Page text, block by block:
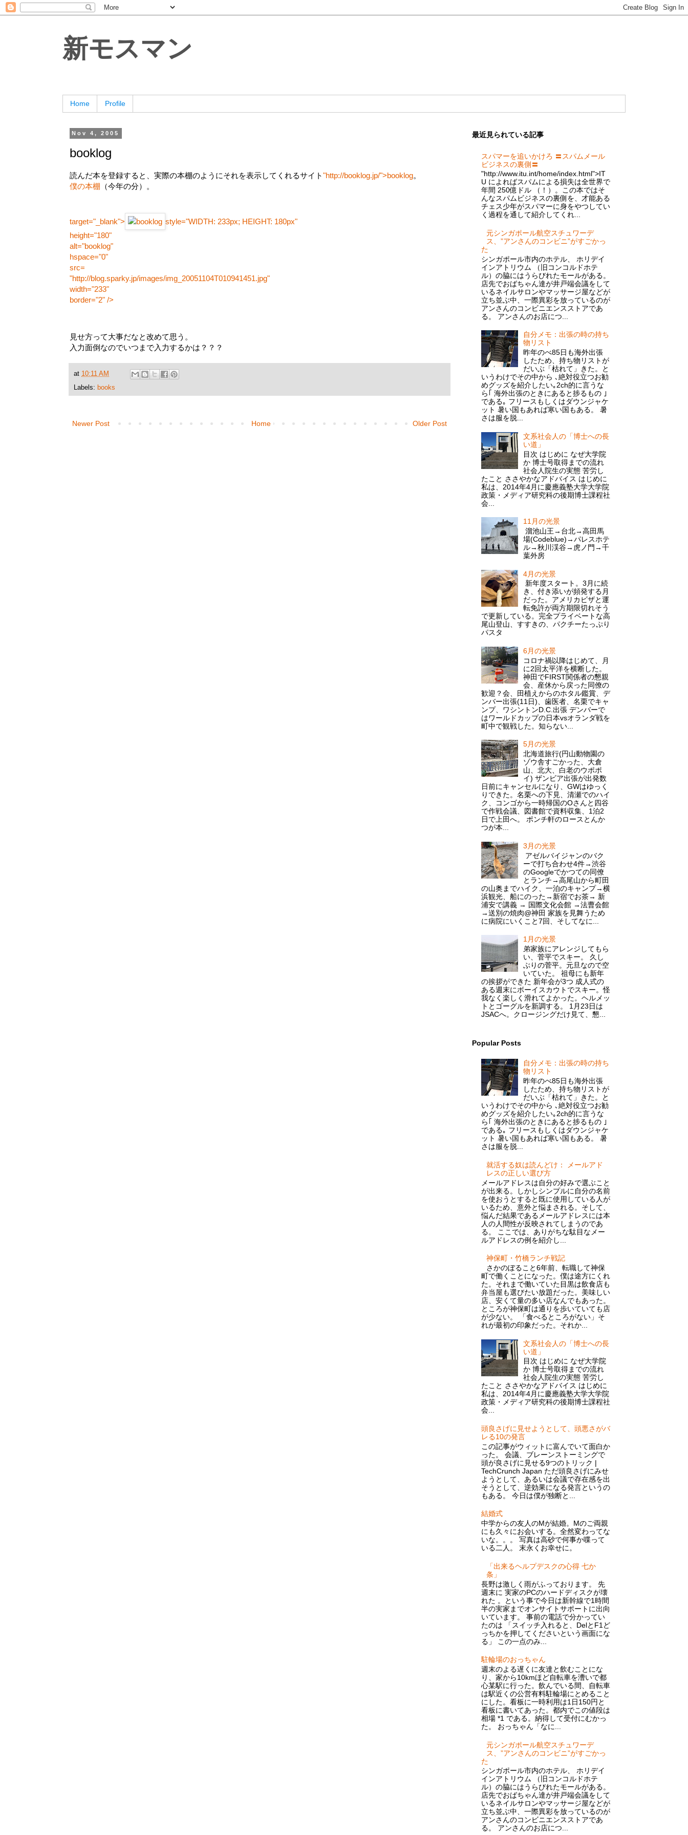
新モスマン
Home Profile
Nov 4, 2005
booklog
読んだ本を登録すると、実際の本棚のようにそれを表示してくれるサイト"http://booklog.jp/">booklog。
僕の本棚 （今年の分）。
target="_blank">
style="WIDTH: 233px; HEIGHT: 180px"
height="180"
alt="booklog"
hspace="0"
src=
"http://blog.sparky.jp/images/img_20051104T010941451.jpg"
width="233"
border="2" />
見せ方って大事だなと改めて思う。
入力面倒なのでいつまで入力するかは？？？
at 10:11 AM
Labels: books
Newer Post Older Post
Home
最近見られている記事
スパマーを追いかけろ 〓スパムメール
ビジネスの裏側〓
"http://www.itu.int/home/index.html">IT
U によればスパムによる損失は全世界で
年間 250億ドル （！）。この本ではそ
んなスパムビジネスの裏側を、才能ある
チェス少年がスパマーに身をやつしてい
く過程を通して紹介してくれ...
元シンガポール航空スチュワーデ
ス、”アンさんのコンビニ”がすごかっ
た
シンガポール市内のホテル、 ホリデイ
インアトリウム （旧コンコルドホテ
ル）の脇にはうらびれたモールがある。
店先でおばちゃん達が井戸端会議をして
いるネイルサロンやマッサージ屋などが
立ち並ぶ中、一際異彩を放っているのが
アンさんのコンビニエンスストアであ
る。 アンさんのお店につ...
自分メモ：出張の時の持ち
物リスト
昨年のべ85日も海外出張
したため、持ち物リストが
だいぶ「枯れて」きた。と
いうわけでその中から ､絶対役立つお勧
めグッズを紹介したい｡2ch的に言うな
ら｢ 海外出張のときにあると捗るもの ｣
である｡ フリースもしくはダウンジャケ
ット 暑い国もあれば寒い国もある。 暑
さは服を脱...
文系社会人の「博士への長
い道」
目次 はじめに なぜ大学院
か 博士号取得までの流れ
社会人院生の実態 苦労し
たこと ささやかなアドバイス はじめに
私は、2014年4月に慶應義塾大学大学院
政策・メディア研究科の後期博士課程社
会...
11月の光景
溜池山王→台北→高田馬
場(Codeblue)→パレスホテ
ル→秋川渓谷→虎ノ門→千
葉外房
4月の光景
新年度スタート。3月に続
き、付き添いが頻発する月
だった。アメリカビザと運
転免許が両方期限切れそう
で更新している。完全プライベートな高
尾山登山、すすきの、パクチーたっぷり
パスタ
6月の光景
コロナ禍以降はじめて、月
に2回太平洋を横断した。
神田でFIRST関係者の懇親
会、産休から戻った同僚の
歓迎？会、田植えからのホタル鑑賞、デ
ンバー出張(11日)、歯医者、名栗でキャ
ンプ、ワシントンD.C.出張 デンバーで
はワールドカップの日本vsオランダ戦を
町中で観戦した。知らない...
5月の光景
北海道旅行(円山動物園の
ゾウ舎すごかった、大倉
山、北大、白老のウポポ
イ) ザンビア出張が出発数
日前にキャンセルになり、GWはゆっく
りできた。名栗への下見、清瀬でのハイ
ク、コンゴから一時帰国のOさんと四谷
で作戦会議、図書館で資料収集、1泊2
日で上田へ。 ポンチ軒のロースとんか
つが本...
3月の光景
アゼルバイジャンのバク
ーで打ち合わせ4件→渋谷
のGoogleでかつての同僚
とランチ→高尾山から町田
の山奥までハイク、一泊のキャンプ→横
浜観光、船にのった→新宿でお茶→ 新
浦安で講義 → 国際文化会館 →法曹会館
→送別の焼肉@神田 家族を見舞うため
に病院にいくこと7回、そしてなに...
1月の光景
弟家族にアレンジしてもら
い、菅平でスキー。 久し
ぶりの菅平。元旦なので空
いていた。 祖母にも新年
の挨拶ができた 新年会が3つ 成人式の
ある週末にボーイスカウトでスキー。怪
我なく楽しく滑れてよかった。ヘルメッ
トとゴーグルを新調する。 1月23日は
JSACへ。クロージングだけ見て、懇...
Popular Posts
自分メモ：出張の時の持ち
物リスト
昨年のべ85日も海外出張
したため、持ち物リストが
だいぶ「枯れて」きた。と
いうわけでその中から ､絶対役立つお勧
めグッズを紹介したい｡2ch的に言うな
ら｢ 海外出張のときにあると捗るもの ｣
である｡ フリースもしくはダウンジャケ
ット 暑い国もあれば寒い国もある。 暑
さは服を脱...
就活する奴は読んどけ： メールアド
レスの正しい選び方
メールアドレスは自分の好みで選ぶこと
が出来る。しかしシンプルに自分の名前
を使おうとすると既に使用している人が
いるため、意外と悩まされる。そして、
悩んだ結果であるメールアドレスには本
人の人間性が反映されてしまうのであ
る。 ここでは、ありがちな駄目なメー
ルアドレスの例を紹介し...
神保町・竹橋ランチ戦記
さかのぼること6年前、転職して神保
町で働くことになった。僕は途方にくれ
た。それまで働いていた目黒は飲食店も
弁当屋も選びたい放題だった。美味しい
店、安くて量の多い店なんでもあった。
ところが神保町は通りを歩いていても店
が少ない。 「食べるところがない」そ
れが最初の印象だった。それか...
文系社会人の「博士への長
い道」
目次 はじめに なぜ大学院
か 博士号取得までの流れ
社会人院生の実態 苦労し
たこと ささやかなアドバイス はじめに
私は、2014年4月に慶應義塾大学大学院
政策・メディア研究科の後期博士課程社
会...
頭良さげに見せようとして、頭悪さがバ
レる10の発言
この記事がウィットに富んでいて面白か
った。 会議、ブレーンストーミングで
頭が良さげに見せる9つのトリック |
TechCrunch Japan ただ頭良さげにみせ
ようとして、あるいは会議で存在感を出
そうとして、逆効果になる発言というの
もある。 今日は僕が独断と...
結婚式
中学からの友人のMが結婚。Mのご両親
にも久々にお会いする。全然変わってな
いな。。。 写真は高砂で何事か喋って
いる二人。 末永くお幸せに。
「出来るヘルプデスクの心得 七か
条」
長野は激しく雨がふっております。 先
週末に 実家のPCのハードディスクが壊
れた 。という事で今日は新幹線で1時間
半の実家までオンサイトサポートに出向
いています。 事前の電話で分かってい
たのは 「スイッチ入れると、DelとF1ど
っちかを押してくださいという画面にな
る」 この一点のみ...
駐輪場のおっちゃん
週末のよる遅くに友達と飲むことにな
り、家から10kmほど自転車を漕いで都
心某駅に行った。飲んでいる間、自転車
は駅近くの公営有料駐輪場にとめること
にした。看板に一時利用は1日150円と
看板に書いてあった。都内でこの値段は
相場 *1 である。納得して受付にむかっ
た。 おっちゃん「なに...
元シンガポール航空スチュワーデ
ス、”アンさんのコンビニ”がすごかっ
た
シンガポール市内のホテル、 ホリデイ
インアトリウム （旧コンコルドホテ
ル）の脇にはうらびれたモールがある。
店先でおばちゃん達が井戸端会議をして
いるネイルサロンやマッサージ屋などが
立ち並ぶ中、一際異彩を放っているのが
アンさんのコンビニエンスストアであ
る。 アンさんのお店につ...